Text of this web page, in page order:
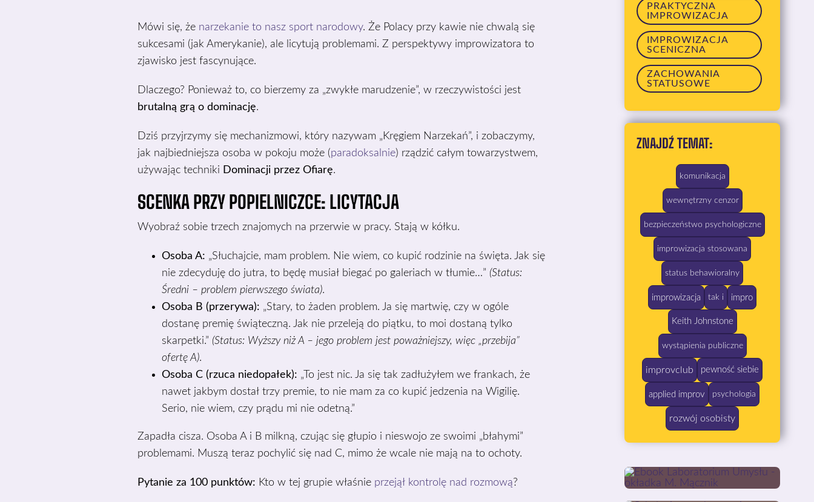
Mówi się, że narzekanie to nasz sport narodowy. Że Polacy przy kawie nie chwalą się
sukcesami (jak Amerykanie), ale licytują problemami. Z perspektywy improwizatora to
zjawisko jest fascynujące.
Dlaczego? Ponieważ to, co bierzemy za „zwykłe marudzenie”, w rzeczywistości jest
brutalną grą o dominację.
Dziś przyjrzymy się mechanizmowi, który nazywam „Kręgiem Narzekań”, i zobaczymy,
jak najbiedniejsza osoba w pokoju może (paradoksalnie) rządzić całym towarzystwem,
używając techniki Dominacji przez Ofiarę.
SCENKA PRZY POPIELNICZCE: LICYTACJA
Wyobraź sobie trzech znajomych na przerwie w pracy. Stają w kółku.
Osoba A: „Słuchajcie, mam problem. Nie wiem, co kupić rodzinie na święta. Jak się
nie zdecyduję do jutra, to będę musiał biegać po galeriach w tłumie…” (Status:
Średni – problem pierwszego świata).
Osoba B (przerywa): „Stary, to żaden problem. Ja się martwię, czy w ogóle
dostanę premię świąteczną. Jak nie przeleją do piątku, to moi dostaną tylko
skarpetki.” (Status: Wyższy niż A – jego problem jest poważniejszy, więc „przebija”
ofertę A).
Osoba C (rzuca niedopałek): „To jest nic. Ja się tak zadłużyłem we frankach, że
nawet jakbym dostał trzy premie, to nie mam za co kupić jedzenia na Wigilię.
Serio, nie wiem, czy prądu mi nie odetną.”
Zapadła cisza. Osoba A i B milkną, czując się głupio i nieswojo ze swoimi „błahymi”
problemami. Muszą teraz pochylić się nad C, mimo że wcale nie mają na to ochoty.
Pytanie za 100 punktów: Kto w tej grupie właśnie przejął kontrolę nad rozmową?
PRAKTYCZNA
IMPROWIZACJA
IMPROWIZACJA
SCENICZNA
ZACHOWANIA
STATUSOWE
ZNAJDŹ TEMAT:
komunikacja
wewnętrzny cenzor
bezpieczeństwo psychologiczne
improwizacja stosowana
status behawioralny
improwizacja tak i impro
Keith Johnstone
wystąpienia publiczne
improvclub pewność siebie
applied improv psychologia
rozwój osobisty